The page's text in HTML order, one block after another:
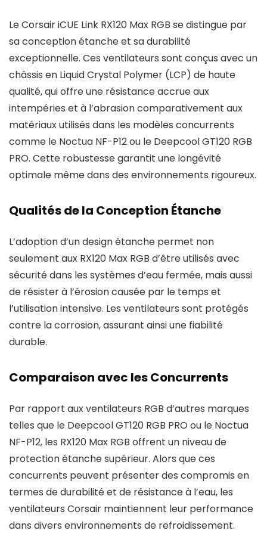
Le Corsair iCUE Link RX120 Max RGB se distingue par
sa conception étanche et sa durabilité
exceptionnelle. Ces ventilateurs sont conçus avec un
châssis en Liquid Crystal Polymer (LCP) de haute
qualité, qui offre une résistance accrue aux
intempéries et à l’abrasion comparativement aux
matériaux utilisés dans les modèles concurrents
comme le Noctua NF-P12 ou le Deepcool GT120 RGB
PRO. Cette robustesse garantit une longévité
optimale même dans des environnements rigoureux.
Qualités de la Conception Étanche
L’adoption d’un design étanche permet non
seulement aux RX120 Max RGB d’être utilisés avec
sécurité dans les systèmes d’eau fermée, mais aussi
de résister à l’érosion causée par le temps et
l’utilisation intensive. Les ventilateurs sont protégés
contre la corrosion, assurant ainsi une fiabilité
durable.
Comparaison avec les Concurrents
Par rapport aux ventilateurs RGB d’autres marques
telles que le Deepcool GT120 RGB PRO ou le Noctua
NF-P12, les RX120 Max RGB offrent un niveau de
protection étanche supérieur. Alors que ces
concurrents peuvent présenter des compromis en
termes de durabilité et de résistance à l’eau, les
ventilateurs Corsair maintiennent leur performance
dans divers environnements de refroidissement.